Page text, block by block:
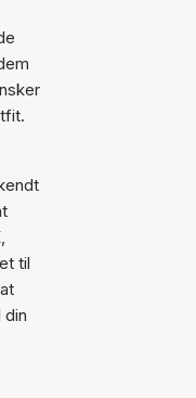
til